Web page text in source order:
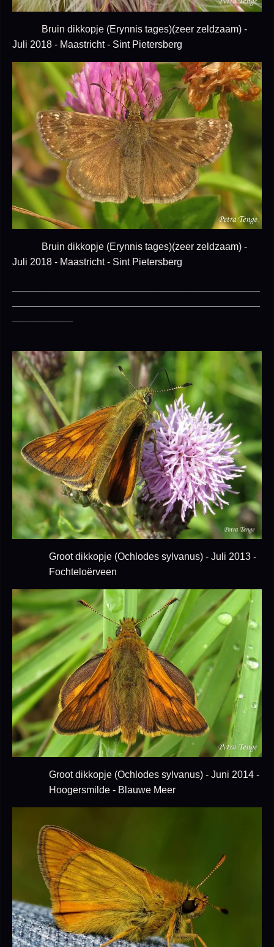
Bruin dikkopje (Erynnis tages)(zeer zeldzaam) -
Juli 2018 - Maastricht - Sint Pietersberg
Bruin dikkopje (Erynnis tages)(zeer zeldzaam) -
Juli 2018 - Maastricht - Sint Pietersberg
Groot dikkopje (Ochlodes sylvanus) - Juli 2013 -
Fochteloërveen
Groot dikkopje (Ochlodes sylvanus) - Juni 2014 -
Hoogersmilde - Blauwe Meer